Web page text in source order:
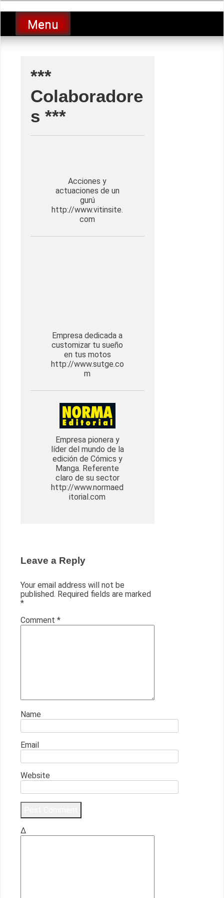
to
contentLucio Lopez GP
luciolopezgp
Menu
***
Colaboradore
s ***
Acciones y
actuaciones de un
gurú
http://www.vitinsite.
com
Empresa dedicada a
customizar tu sueño
en tus motos
http://www.sutge.co
m
Empresa pionera y
líder del mundo de la
edición de Cómics y
Manga. Referente
claro de su sector
http://www.normaed
itorial.com
Leave a Reply
Your email address will not be
published. Required fields are marked
*
Comment *
Name
Email
Website
Δ